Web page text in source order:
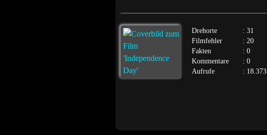
Drehorte
: 31
Filmfehler
: 20
Fakten
: 0
Kommentare
: 0
Aufrufe
: 18.373